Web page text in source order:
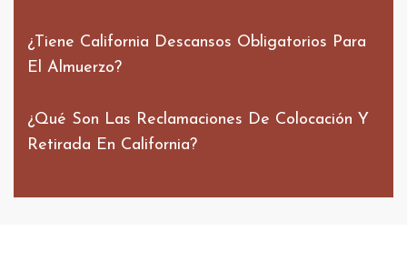
¿Tiene California Descansos Obligatorios Para
El Almuerzo?
¿Qué Son Las Reclamaciones De Colocación Y
Retirada En California?